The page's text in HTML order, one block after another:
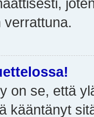
verrattuna.
on se, että
kääntänyt